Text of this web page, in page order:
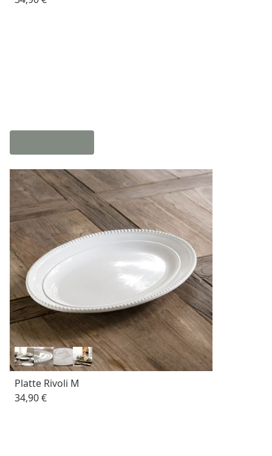
Platte Rivoli M
34,90 €